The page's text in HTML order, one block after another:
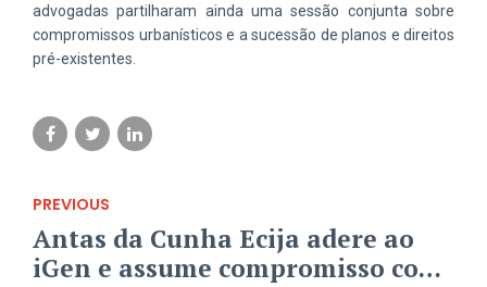
advogadas partilharam ainda uma sessão conjunta sobre
compromissos urbanísticos e a sucessão de planos e direitos
pré-existentes.
PREVIOUS
Antas da Cunha Ecija adere ao
iGen e assume compromisso com